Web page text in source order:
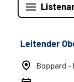
Leitender
Boppard -